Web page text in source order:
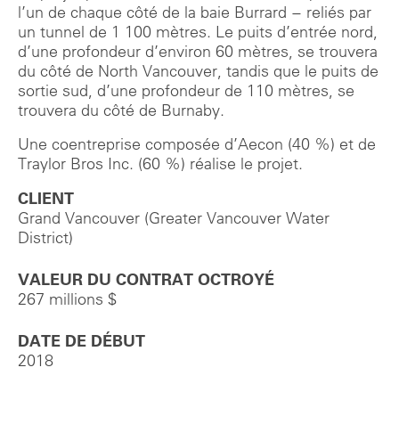
l’un de chaque côté de la baie Burrard − reliés par
un tunnel de 1 100 mètres. Le puits d’entrée nord,
d’une profondeur d’environ 60 mètres, se trouvera
du côté de North Vancouver, tandis que le puits de
sortie sud, d’une profondeur de 110 mètres, se
trouvera du côté de Burnaby.
Une coentreprise composée d’Aecon (40 %) et de
Traylor Bros Inc. (60 %) réalise le projet.
CLIENT
Grand Vancouver (Greater Vancouver Water
District)
VALEUR DU CONTRAT OCTROYÉ
267 millions $
DATE DE DÉBUT
2018